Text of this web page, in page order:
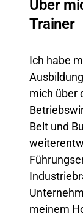
Über
Trainer
Ich habe
mich über
Belt und
meinem